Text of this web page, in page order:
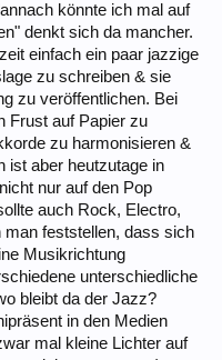
könnte ich mal auf
denkt sich da mancher.
einfach ein paar jazzige
zu schreiben & sie
zu veröffentlichen. Bei
Frust auf Papier zu
zu harmonisieren &
ist aber heutzutage in
nur auf den Pop
auch Rock, Electro,
man feststellen, dass sich
Musikrichtung
unterschiedliche
bleibt da der Jazz?
in den Medien
mal kleine Lichter auf